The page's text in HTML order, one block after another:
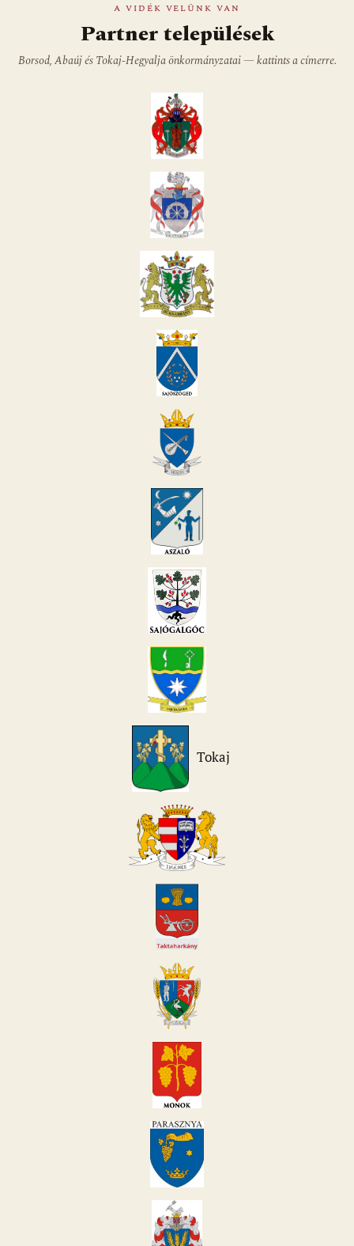
A VIDÉK VELÜNK VAN
Partner települések
Borsod, Abaúj és Tokaj-Hegyalja önkormányzatai — kattints a címerre.
Tokaj